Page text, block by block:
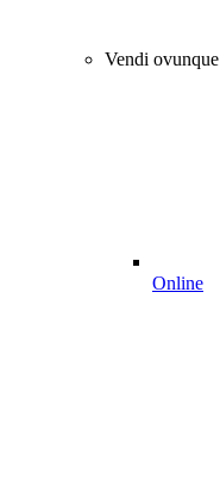
Vendi ovunque
Online